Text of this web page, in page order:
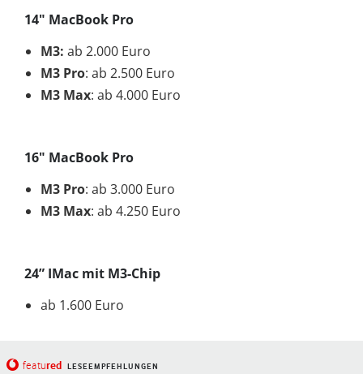
14" MacBook Pro
M3: ab 2.000 Euro
M3 Pro: ab 2.500 Euro
M3 Max: ab 4.000 Euro
16" MacBook Pro
M3 Pro: ab 3.000 Euro
M3 Max: ab 4.250 Euro
24” IMac mit M3-Chip
ab 1.600 Euro
featured LESEEMPFEHLUNGEN